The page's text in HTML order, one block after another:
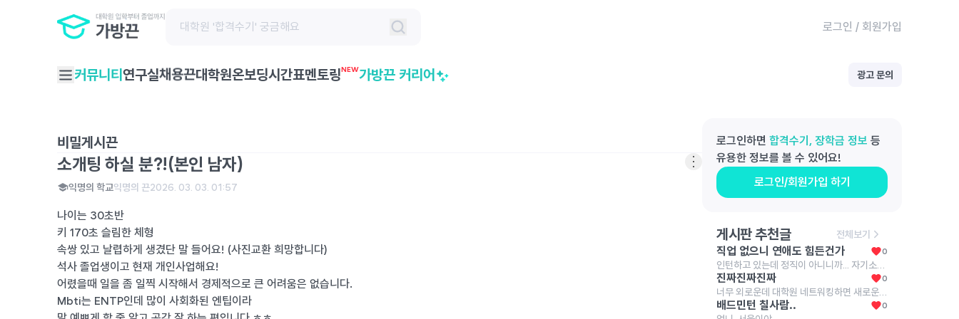
로그인 / 회원가입
커뮤니티 연구실채용끈대학원온보딩시간표멘토링NEW가방끈 커리어 광고 문의
비밀게시끈
소개팅 하실 분?!(본인 남자)
익명의 학교익명의 끈2026. 03. 03. 01:57
나이는 30초반
키 170초 슬림한 체형
속쌍 있고 날렵하게 생겼단 말 들어요! (사진교환 희망합니다)
석사 졸업생이고 현재 개인사업해요!
어렸을때 일을 좀 일찍 시작해서 경제적으로 큰 어려움은 없습니다.
Mbti는 ENTP인데 많이 사회화된 엔팁이라
로그인하면 합격수기, 장학금 정보 등
유용한 정보를 볼 수 있어요!
로그인/회원가입 하기
게시판 추천글 전체보기
직업 없으니 연애도 힘든건가 0
진짜진짜진짜 0
배드민턴 칠사람.. 0